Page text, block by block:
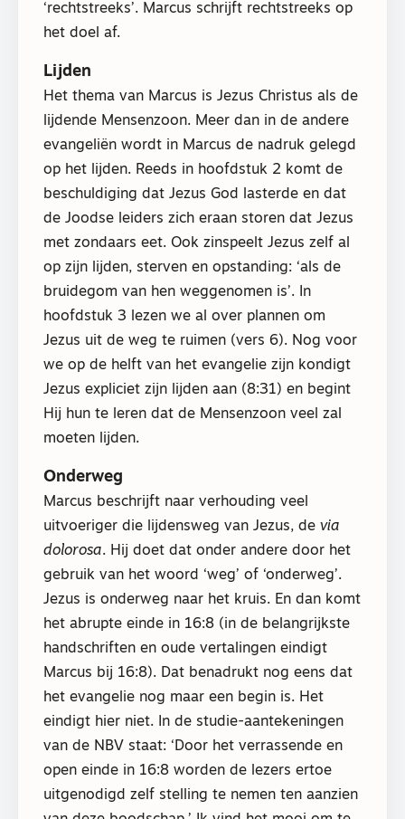
‘rechtstreeks’. Marcus schrijft rechtstreeks op
het doel af.
Lijden
Het thema van Marcus is Jezus Christus als de
lijdende Mensenzoon. Meer dan in de andere
evangeliën wordt in Marcus de nadruk gelegd
op het lijden. Reeds in hoofdstuk 2 komt de
beschuldiging dat Jezus God lasterde en dat
de Joodse leiders zich eraan storen dat Jezus
met zondaars eet. Ook zinspeelt Jezus zelf al
op zijn lijden, sterven en opstanding: ‘als de
bruidegom van hen weggenomen is’. In
hoofdstuk 3 lezen we al over plannen om
Jezus uit de weg te ruimen (vers 6). Nog voor
we op de helft van het evangelie zijn kondigt
Jezus expliciet zijn lijden aan (8:31) en begint
Hij hun te leren dat de Mensenzoon veel zal
moeten lijden.
Onderweg
Marcus beschrijft naar verhouding veel
uitvoeriger die lijdensweg van Jezus, de via
dolorosa. Hij doet dat onder andere door het
gebruik van het woord ‘weg’ of ‘onderweg’.
Jezus is onderweg naar het kruis. En dan komt
het abrupte einde in 16:8 (in de belangrijkste
handschriften en oude vertalingen eindigt
Marcus bij 16:8). Dat benadrukt nog eens dat
het evangelie nog maar een begin is. Het
eindigt hier niet. In de studie-aantekeningen
van de NBV staat: ‘Door het verrassende en
open einde in 16:8 worden de lezers ertoe
uitgenodigd zelf stelling te nemen ten aanzien